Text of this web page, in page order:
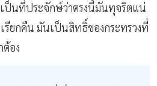
เป็นที่ประจักษ์ว่าตรงนี้มันทุจริตแน่
รียกคืน มันเป็นสิทธิ์ของกระทรวงที่
อง